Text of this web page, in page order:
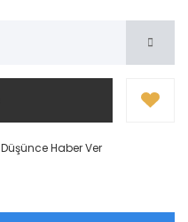
Düşünce Haber Ver